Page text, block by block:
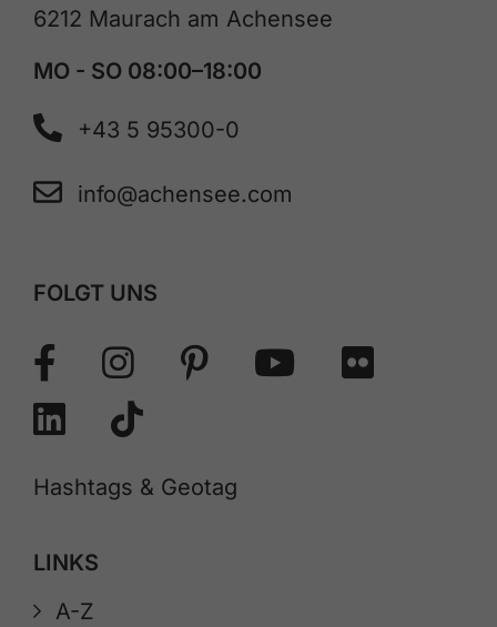
6212 Maurach am Achensee
MO - SO 08:00–18:00
+43 5 95300-0
info@achensee.com
FOLGT UNS
Hashtags & Geotag
LINKS
A-Z